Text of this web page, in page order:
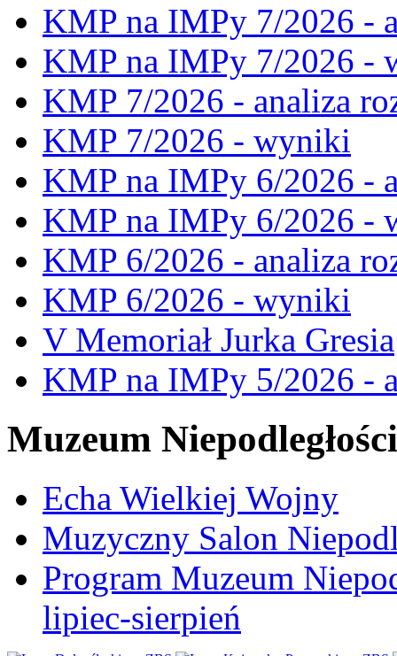
KMP na IMPy 7/2026 -
KMP na IMPy 7/2026 -
KMP 7/2026 - analiza
KMP 7/2026 - wyniki
KMP na IMPy 6/2026 -
KMP na IMPy 6/2026 -
KMP 6/2026 - analiza
KMP 6/2026 - wyniki
V Memoriał Jurka Gresia
KMP na IMPy 5/2026 -
Muzeum Niepodległości
Echa Wielkiej Wojny
Muzyczny Salon
Program Muzeum
lipiec-sierpień